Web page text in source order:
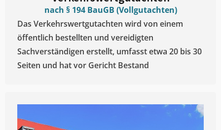
nach § 194 BauGB (Vollgutachten)
Das Verkehrswertgutachten wird von einem
öffentlich bestellten und vereidigten
Sachverständigen erstellt, umfasst etwa 20 bis 30
Seiten und hat vor Gericht Bestand